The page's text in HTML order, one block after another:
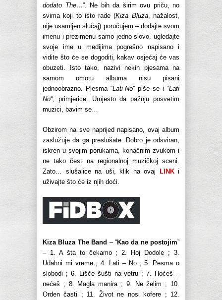
dodato The…“. Ne bih da širim ovu priču, no
svima koji to isto rade (Kiza Bluza, nažalost,
nije usamljen slučaj) poručujem – dodajte svom
imenu i prezimenu samo jedno slovo, ugledajte
svoje ime u medijima pogrešno napisano i
vidite što će se dogoditi, kakav osjećaj će vas
obuzeti. Isto tako, nazivi nekih pjesama na
samom omotu albuma nisu pisani
jednoobrazno. Pjesma “Lati-No” piše se i “Lati
No“, primjerice. Umjesto da pažnju posvetim
muzici, bavim se…
Obzirom na sve naprijed napisano, ovaj album
zaslužuje da ga preslušate. Dobro je odsviran,
iskren u svojim porukama, konačnim zvukom i
ne tako čest na regionalnoj muzičkoj sceni.
Zato… slušalice na uši, klik na ovaj LINKi
uživajte što će iz njih doći.
Kiza Bluza The Band – “Kao da ne postojim”
– 1. A šta to čekamo ; 2. Hoj Dodole ; 3.
Udahni mi vreme ; 4. Lati – No ; 5. Pesma o
slobodi ; 6. Lišće šušti na vetru ; 7. Hoćeš –
nećeš ; 8. Magla manira ; 9. Ne želim ; 10.
Orden časti ; 11. Život ne nosi kofere ; 12.